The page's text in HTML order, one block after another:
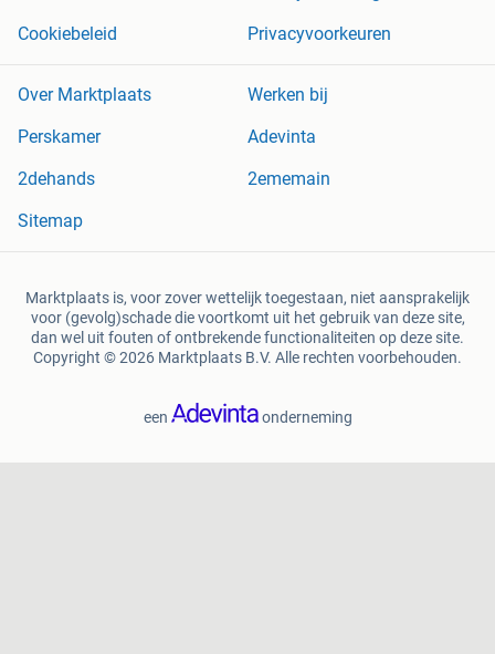
Cookiebeleid
Privacyvoorkeuren
Over Marktplaats
Werken bij
Perskamer
Adevinta
2dehands
2ememain
Sitemap
Marktplaats is, voor zover wettelijk toegestaan, niet aansprakelijk
voor (gevolg)schade die voortkomt uit het gebruik van deze site,
dan wel uit fouten of ontbrekende functionaliteiten op deze site.
Copyright © 2026 Marktplaats B.V. Alle rechten voorbehouden.
een onderneming